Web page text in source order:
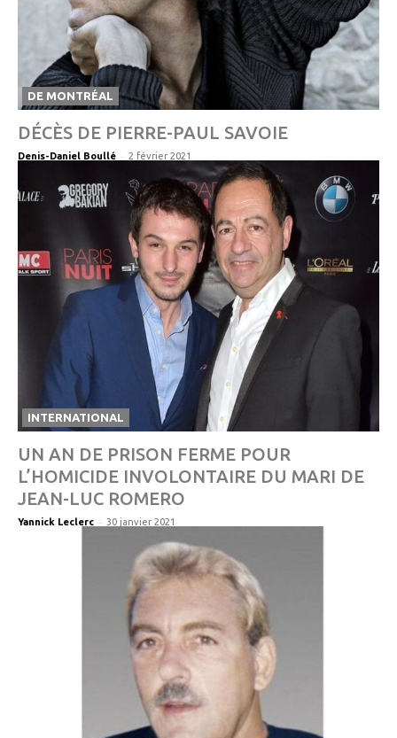
DE MONTRÉAL
DÉCÈS DE PIERRE-PAUL SAVOIE
Denis-Daniel Boullé - 2 février 2021
INTERNATIONAL
UN AN DE PRISON FERME POUR
L’HOMICIDE INVOLONTAIRE DU MARI DE
JEAN-LUC ROMERO
Yannick Leclerc - 30 janvier 2021